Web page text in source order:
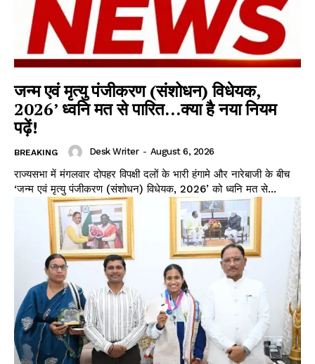
जन्म एवं मृत्यु पंजीकरण (संशोधन) विधेयक,
2026’ ध्वनि मत से पारित…क्या है नया नियम
पढ़ें!
BREAKING Desk Writer - August 6, 2026
राज्यसभा में मंगलवार दोपहर विपक्षी दलों के भारी हंगामे और नारेबाजी के बीच
‘जन्म एवं मृत्यु पंजीकरण (संशोधन) विधेयक, 2026’ को ध्वनि मत से...